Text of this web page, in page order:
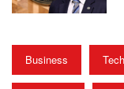
Business